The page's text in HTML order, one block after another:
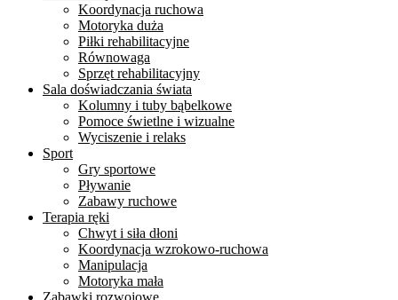
Koordynacja ruchowa
Motoryka duża
Piłki rehabilitacyjne
Równowaga
Sprzęt rehabilitacyjny
Sala doświadczania świata
Kolumny i tuby bąbelkowe
Pomoce świetlne i wizualne
Wyciszenie i relaks
Sport
Gry sportowe
Pływanie
Zabawy ruchowe
Terapia ręki
Chwyt i siła dłoni
Koordynacja wzrokowo-ruchowa
Manipulacja
Motoryka mała
Zabawki rozwojowe